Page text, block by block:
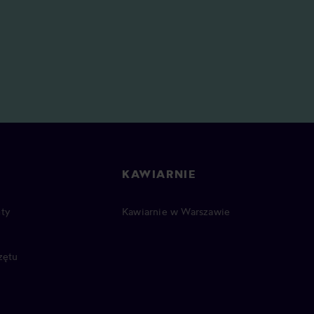
KAWIARNIE
Kawiarnie w Warszawie